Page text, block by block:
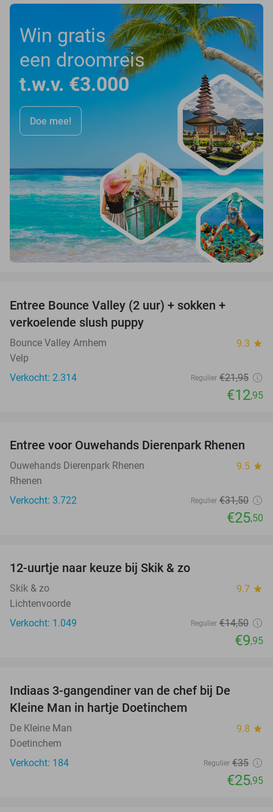
Win gratis
een droomreis
t.w.v. €3.000
Doe mee!
Entree Bounce Valley (2 uur) + sokken +
verkoelende slush puppy
Bounce Valley Arnhem 9.3 star
Velp
Verkocht: 2.314
Regulier €21,95
€12,95
19%
Entree voor Ouwehands Dierenpark Rhenen
Ouwehands Dierenpark Rhenen 9.5 star
Rhenen
Verkocht: 3.722
Regulier €31,50
€25,50
12-uurtje naar keuze bij Skik & zo
Skik & zo 9.7 star
Lichtenvoorde
Verkocht: 1.049
Regulier €14,50
€9,95
Indiaas 3-gangendiner van de chef bij De
Kleine Man in hartje Doetinchem
De Kleine Man 9.8 star
Doetinchem
Verkocht: 184
Regulier €35
€25,95